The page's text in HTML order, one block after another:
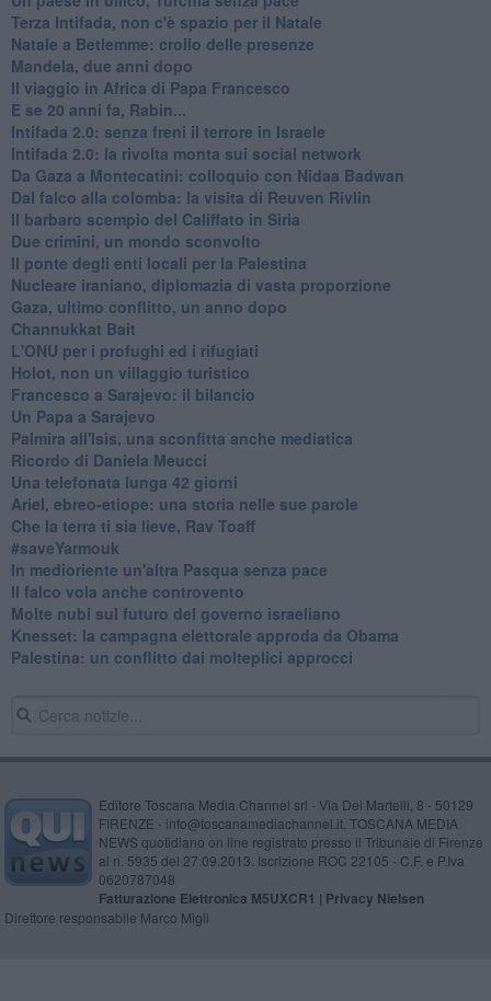
Terza Intifada, non c'è spazio per il Natale
Natale a Betlemme: crollo delle presenze
Mandela, due anni dopo
Il viaggio in Africa di Papa Francesco
E se 20 anni fa, Rabin...
Intifada 2.0: senza freni il terrore in Israele
Intifada 2.0: la rivolta monta sui social network
Da Gaza a Montecatini: colloquio con Nidaa Badwan
Dal falco alla colomba: la visita di Reuven Rivlin
Il barbaro scempio del Califfato in Siria
Due crimini, un mondo sconvolto
Il ponte degli enti locali per la Palestina
Nucleare iraniano, diplomazia di vasta proporzione
Gaza, ultimo conflitto, un anno dopo
Channukkat Bait
L'ONU per i profughi ed i rifugiati
Holot, non un villaggio turistico
Francesco a Sarajevo: il bilancio
Un Papa a Sarajevo
Palmira all'Isis, una sconfitta anche mediatica
Ricordo di Daniela Meucci
​Una telefonata lunga 42 giorni
​Ariel, ebreo-etiope: una storia nelle sue parole
Che la terra ti sia lieve, Rav Toaff
​#saveYarmouk
​In medioriente un'altra Pasqua senza pace
​Il falco vola anche controvento
Molte nubi sul futuro del governo israeliano
Knesset: la campagna elettorale approda da Obama
Palestina: un conflitto dai molteplici approcci
Editore Toscana Media Channel srl - Via Dei Martelli, 8 - 50129
FIRENZE - info@toscanamediachannel.it. TOSCANA MEDIA
NEWS quotidiano on line registrato presso il Tribunale di Firenze
al n. 5935 del 27.09.2013. Iscrizione ROC 22105 - C.F. e P.Iva
0620787048
Fatturazione Elettronica M5UXCR1 | Privacy Nielsen
Direttore responsabile Marco Migli